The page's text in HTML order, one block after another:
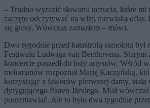
– Trudno wyrazić słowami uczucia, które mi
zaczęto odczytywać na wizji nazwiska ofiar.
się głosy. Wówczas zamarłem – mówi.
Dwa tygodnie przed katastrofą samolotu był
Festiwalu Ludwiga van Beethovena. Starym
koncercie poszedł do loży artystów. Wśród
melomanów rozpoznał Marię Kaczyńską,
korzystając z faworów pierwszej damy, stała
dyrygującego Paavo Järviego. Miał
porozmawiać. Ale to było dwa tygodnie